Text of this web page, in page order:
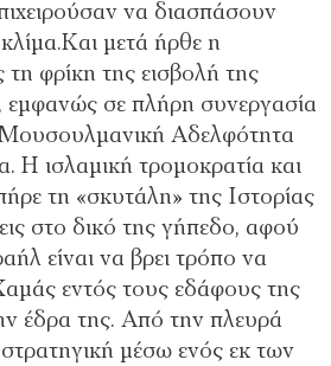
να διασπάσουν
μετά ήρθε η
φρίκη της εισβολή της
σε πλήρη συνεργασία
Αδελφότητα
Η ισλαμική τρομοκρατία και
τη «σκυτάλη» της Ιστορίας
στο δικό της γήπεδο, αφού
είναι να βρει τρόπο να
εντός τους εδάφους της
έδρα της. Από την πλευρά
μέσω ενός εκ των